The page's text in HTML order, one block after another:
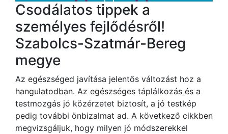
Csodálatos tippek a
személyes fejlődésről!
Szabolcs-Szatmár-Bereg
megye
Az egészséged javítása jelentős változást hoz a
hangulatodban. Az egészséges táplálkozás és a
testmozgás jó közérzetet biztosít, a jó testkép
pedig további önbizalmat ad. A következő cikkben
megvizsgáljuk, hogy milyen jó módszerekkel